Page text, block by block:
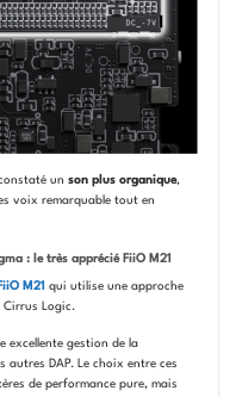
un son plus organique,
voix remarquable tout en
: le très apprécié FiiO M21
FiiO M21 qui utilise une approche
Cirrus Logic.
excellente gestion de la
DAP. Le choix entre ces
de performance pure, mais